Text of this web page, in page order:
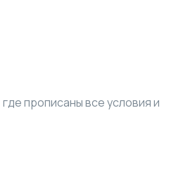
прописаны все условия и